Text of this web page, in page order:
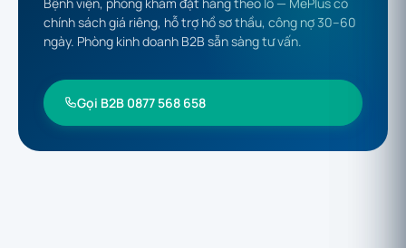
chính sách giá riêng, hỗ trợ hồ sơ thầu, công nợ 30–60
ngày. Phòng kinh doanh B2B sẵn sàng tư vấn.
Gọi B2B 0877 568 658